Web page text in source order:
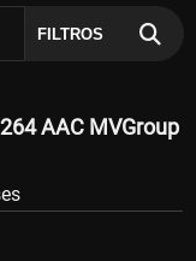
FILTROS
AAC MVGroup